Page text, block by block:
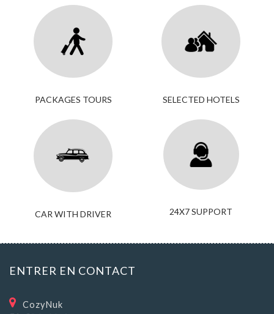
PACKAGES TOURS SELECTED HOTELS
CAR WITH DRIVER 24X7 SUPPORT
ENTRER EN CONTACT
CozyNuk